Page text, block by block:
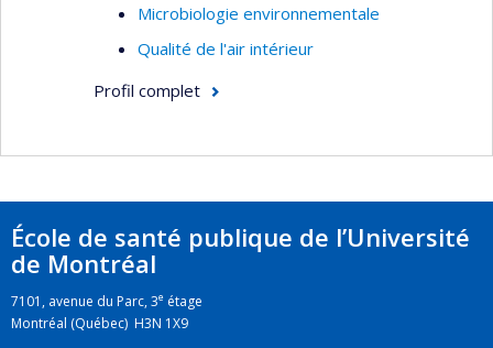
Microbiologie environnementale
Qualité de l'air intérieur
Profil complet
École de santé publique de l’Université
de Montréal
7101, avenue du Parc, 3e étage
Montréal (Québec) H3N 1X9